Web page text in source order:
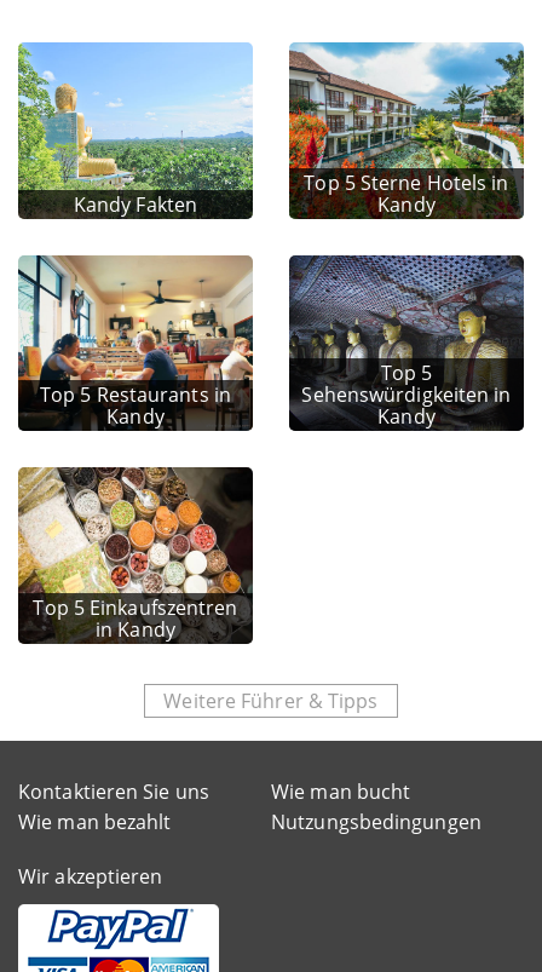
Kandy Fakten
Top 5 Sterne Hotels in
Kandy
Top 5 Restaurants in
Kandy
Top 5
Sehenswürdigkeiten in
Kandy
Top 5 Einkaufszentren
in Kandy
Weitere Führer & Tipps
Kontaktieren Sie uns
Wie man bucht
Wie man bezahlt
Nutzungsbedingungen
Wir akzeptieren